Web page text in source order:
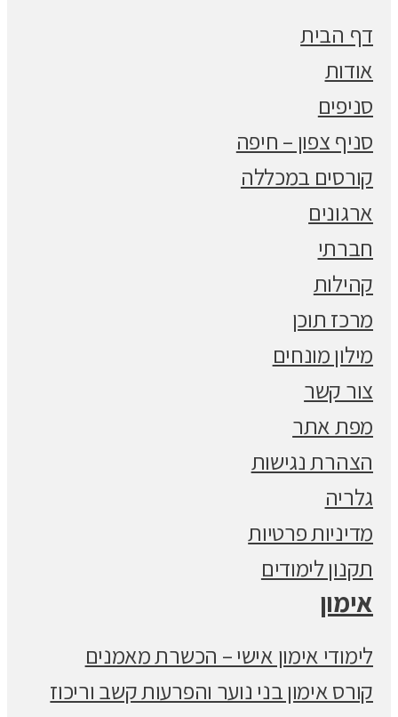
דף הבית
אודות
סניפים
סניף צפון – חיפה
קורסים במכללה
ארגונים
חברתי
קהילות
מרכז תוכן
מילון מונחים
צור קשר
מפת אתר
הצהרת נגישות
גלריה
מדיניות פרטיות
תקנון לימודים
אימון
לימודי אימון אישי – הכשרת מאמנים
קורס אימון בני נוער והפרעות קשב וריכוז